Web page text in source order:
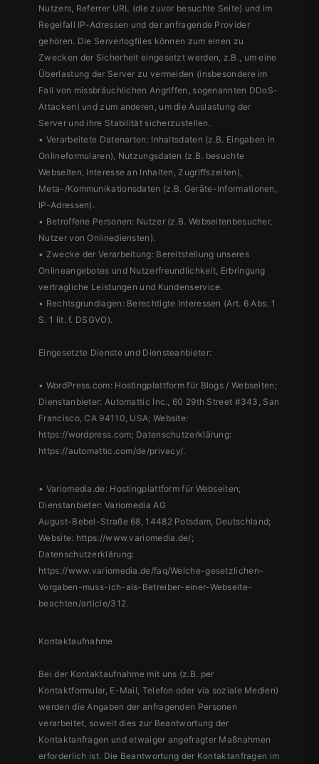
Nutzers, Referrer URL (die zuvor besuchte Seite) und im
Regelfall IP-Adressen und der anfragende Provider
gehören. Die Serverlogfiles können zum einen zu
Zwecken der Sicherheit eingesetzt werden, z.B., um eine
Überlastung der Server zu vermeiden (insbesondere im
Fall von missbräuchlichen Angriffen, sogenannten DDoS-
Attacken) und zum anderen, um die Auslastung der
Server und ihre Stabilität sicherzustellen.
• Verarbeitete Datenarten: Inhaltsdaten (z.B. Eingaben in
Onlineformularen), Nutzungsdaten (z.B. besuchte
Webseiten, Interesse an Inhalten, Zugriffszeiten),
Meta-/Kommunikationsdaten (z.B. Geräte-Informationen,
IP-Adressen).
• Betroffene Personen: Nutzer (z.B. Webseitenbesucher,
Nutzer von Onlinediensten).
• Zwecke der Verarbeitung: Bereitstellung unseres
Onlineangebotes und Nutzerfreundlichkeit, Erbringung
vertragliche Leistungen und Kundenservice.
• Rechtsgrundlagen: Berechtigte Interessen (Art. 6 Abs. 1
S. 1 lit. f. DSGVO).
Eingesetzte Dienste und Diensteanbieter:
• WordPress.com: Hostingplattform für Blogs / Webseiten;
Dienstanbieter: Automattic Inc., 60 29th Street #343, San
Francisco, CA 94110, USA; Website:
https://wordpress.com; Datenschutzerklärung:
https://automattic.com/de/privacy/.
• Variomedia.de: Hostingplattform für Webseiten;
Dienstanbieter: Variomedia AG
August-Bebel-Straße 68, 14482 Potsdam, Deutschland;
Website: https://www.variomedia.de/;
Datenschutzerklärung:
https://www.variomedia.de/faq/Welche-gesetzlichen-
Vorgaben-muss-ich-als-Betreiber-einer-Webseite-
beachten/article/312.
Kontaktaufnahme
Bei der Kontaktaufnahme mit uns (z.B. per
Kontaktformular, E-Mail, Telefon oder via soziale Medien)
werden die Angaben der anfragenden Personen
verarbeitet, soweit dies zur Beantwortung der
Kontaktanfragen und etwaiger angefragter Maßnahmen
erforderlich ist. Die Beantwortung der Kontaktanfragen im